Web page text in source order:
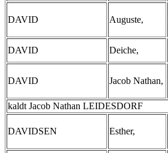
DAVID Auguste,
DAVID Deiche,
DAVID Jacob Nathan,
kaldt Jacob Nathan LEIDESDORF
DAVIDSEN Esther,